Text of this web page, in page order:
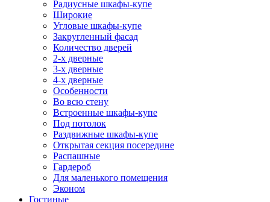
Радиусные шкафы-купе
Широкие
Угловые шкафы-купе
Закругленный фасад
Количество дверей
2-х дверные
3-х дверные
4-х дверные
Особенности
Во всю стену
Встроенные шкафы-купе
Под потолок
Раздвижные шкафы-купе
Открытая секция посередине
Распашные
Гардероб
Для маленького помещения
Эконом
Гостиные